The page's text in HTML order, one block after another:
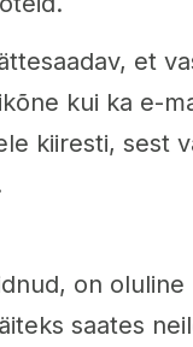
et
kui ka e-
kiiresti, sest
on
saates